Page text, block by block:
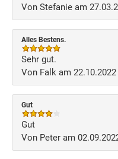
Von Stefanie am
Alles Bestens.
Sehr gut.
Von Falk am 22.10.2022
Gut
Gut
Von Peter am